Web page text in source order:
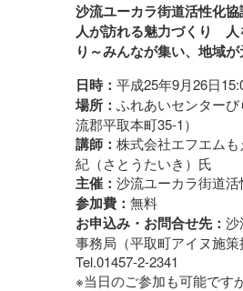
沙流ユーカラ街道活性化
人が訪れる魅力づくり 人
り～みんなが集い、地域
日時： 平成25年9月26日
場所： ふれあいセンター
流郡平取本町35-1）
講師： 株式会社エフエム
紀（さとうたいき）氏
主催： 沙流ユーカラ街道
参加費： 無料
お申込み・お問合せ先： 沙
事務局（平取町アイヌ施策
Tel.01457-2-2341
※当日のご参加も可能です